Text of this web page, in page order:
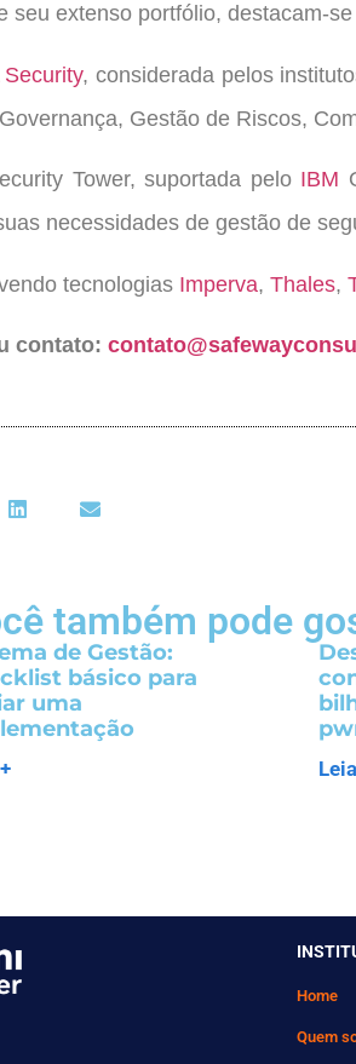
seu extenso portfólio, destacam-
Security, considerada pelos
Gestão de Riscos,
Tower, suportada pelo IBM
necessidades de gestão de
tecnologias Imperva, Thales,
contato:
também pode
de Gestão:
básico para
uma
Home
Quem